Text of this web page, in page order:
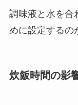
調味液と水を合
めに設定するの
炊飯時間の影